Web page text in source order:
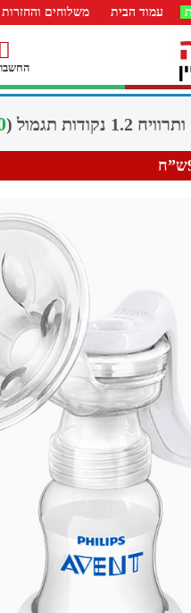
עמוד הבית משלוחים והחזרות
תגמול (